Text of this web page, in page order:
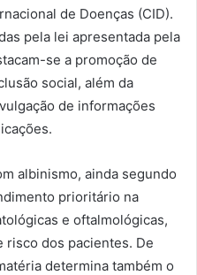
de Doenças (CID).
pela lei apresentada pela
se a promoção de
social, além da
de informações
albinismo, ainda segundo
prioritário na
e oftalmológicas,
risco dos pacientes. De
determina também o